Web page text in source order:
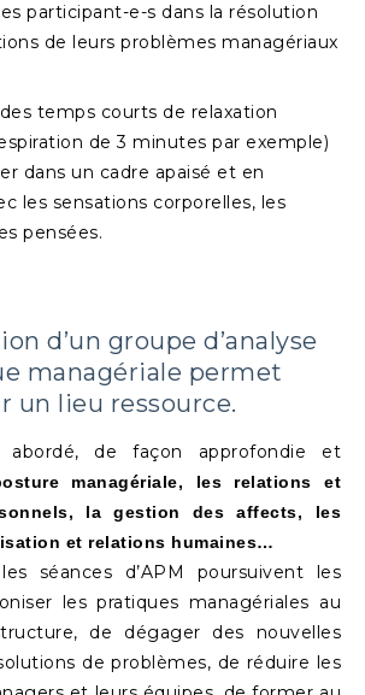
participant-e-s dans la résolution
de leurs problèmes managériaux
temps courts de relaxation
de 3 minutes par exemple)
dans un cadre apaisé et en
les sensations corporelles, les
pensées.
d’un groupe d’analyse
managériale permet
un lieu ressource.
de façon approfondie et
managériale, les relations et
la gestion des affects, les
et relations humaines…
séances d’APM poursuivent les
les pratiques managériales au
de dégager des nouvelles
de problèmes, de réduire les